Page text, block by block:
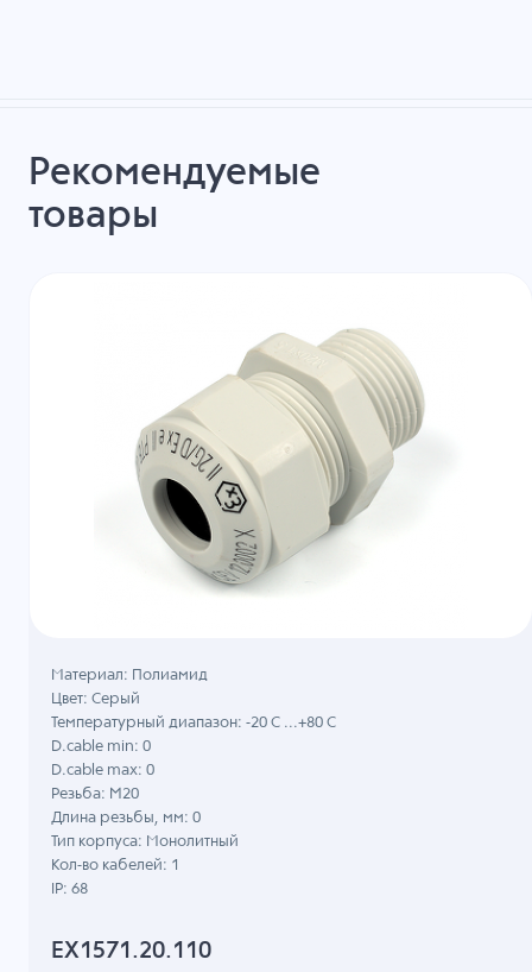
Рекомендуемые
товары
EX1571.20.110
Материал: Полиамид
Цвет: Серый
Температурный диапазон: -20 C ...+80 C
D.cable min: 0
D.cable max: 0
Резьба: M20
Длина резьбы, мм: 0
Тип корпуса: Монолитный
Кол-во кабелей: 1
IP: 68